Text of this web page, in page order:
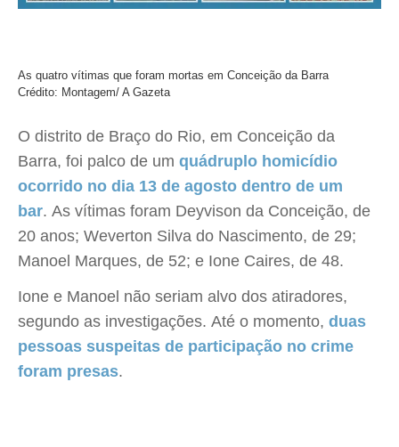
As quatro vítimas que foram mortas em Conceição da Barra
Crédito: Montagem/ A Gazeta
O distrito de Braço do Rio, em Conceição da
Barra, foi palco de um quádruplo homicídio
ocorrido no dia 13 de agosto dentro de um
bar. As vítimas foram Deyvison da Conceição, de
20 anos; Weverton Silva do Nascimento, de 29;
Manoel Marques, de 52; e Ione Caires, de 48.
Ione e Manoel não seriam alvo dos atiradores,
segundo as investigações. Até o momento, duas
pessoas suspeitas de participação no crime
foram presas.